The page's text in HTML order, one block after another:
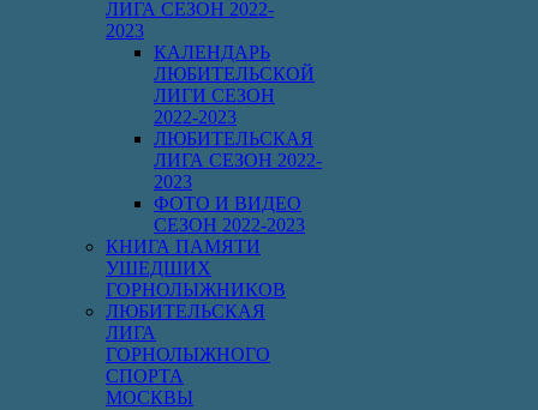
ЛИГА СЕЗОН 2022-
2023
КАЛЕНДАРЬ
ЛЮБИТЕЛЬСКОЙ
ЛИГИ СЕЗОН
2022-2023
ЛЮБИТЕЛЬСКАЯ
ЛИГА СЕЗОН 2022-
2023
ФОТО И ВИДЕО
СЕЗОН 2022-2023
КНИГА ПАМЯТИ
УШЕДШИХ
ГОРНОЛЫЖНИКОВ
ЛЮБИТЕЛЬСКАЯ
ЛИГА
ГОРНОЛЫЖНОГО
СПОРТА
МОСКВЫ